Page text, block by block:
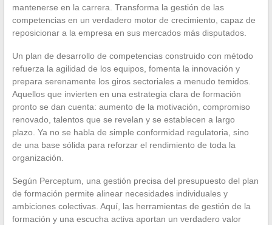
mantenerse en la carrera. Transforma la gestión de las
competencias en un verdadero motor de crecimiento, capaz de
reposicionar a la empresa en sus mercados más disputados.
Un plan de desarrollo de competencias construido con método
refuerza la agilidad de los equipos, fomenta la innovación y
prepara serenamente los giros sectoriales a menudo temidos.
Aquellos que invierten en una estrategia clara de formación
pronto se dan cuenta: aumento de la motivación, compromiso
renovado, talentos que se revelan y se establecen a largo
plazo. Ya no se habla de simple conformidad regulatoria, sino
de una base sólida para reforzar el rendimiento de toda la
organización.
Según Perceptum, una gestión precisa del presupuesto del plan
de formación permite alinear necesidades individuales y
ambiciones colectivas. Aquí, las herramientas de gestión de la
formación y una escucha activa aportan un verdadero valor